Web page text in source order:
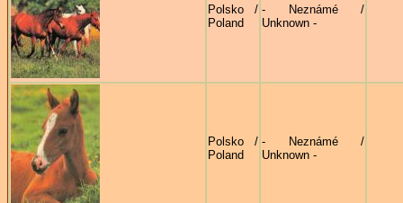
Polsko /
Poland
- Neznámé /
Unknown -
Polsko /
Poland
- Neznámé /
Unknown -